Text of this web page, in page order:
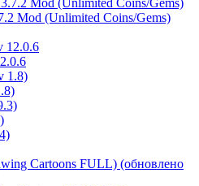
Mod (Unlimited Coins/Gems)